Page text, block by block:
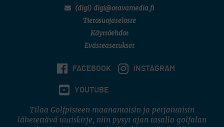
(digi) digi@otavamedia.fi
Tietosuojaseloste
Käyttöehdot
Evästeasetukset
FACEBOOK INSTAGRAM
YOUTUBE
Tilaa Golfpisteen maanantaisin ja perjantaisin
lähetettävä uutiskirje, niin pysyt ajan tasalla golfalan